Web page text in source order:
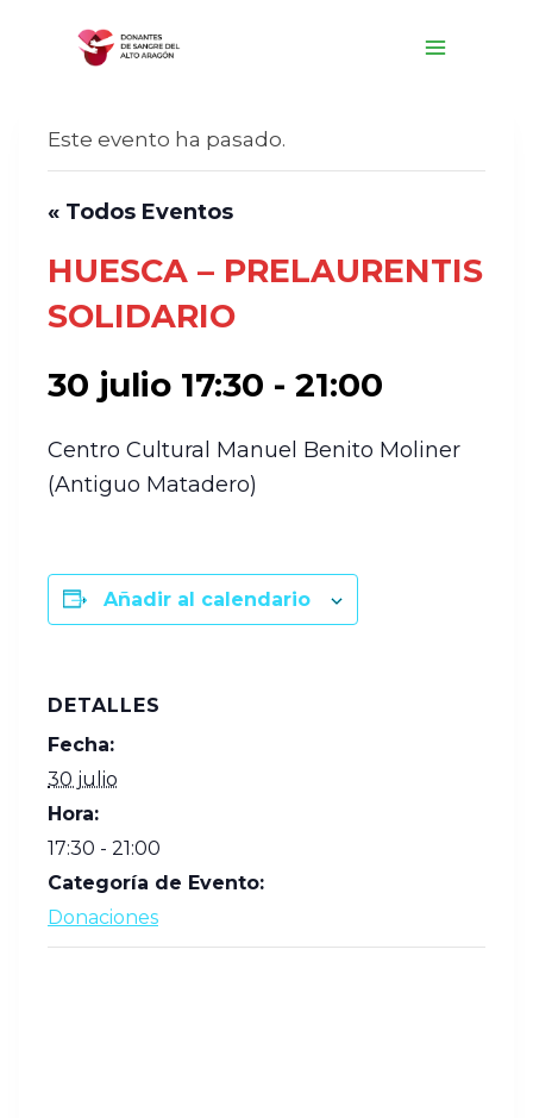
Este evento ha pasado.
« Todos Eventos
HUESCA – PRELAURENTIS
SOLIDARIO
30 julio 17:30 - 21:00
Centro Cultural Manuel Benito Moliner
(Antiguo Matadero)
Añadir al calendario
DETALLES
Fecha:
30 julio
Hora:
17:30 - 21:00
Categoría de Evento:
Donaciones